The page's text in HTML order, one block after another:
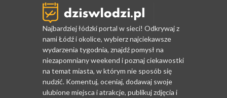
Najbardziej łódzki portal w sieci! Odkrywaj z
nami Łódź i okolice, wybierz najciekawsze
wydarzenia tygodnia, znajdź pomysł na
niezapomniany weekend i poznaj ciekawostki
na temat miasta, w którym nie sposób się
nudzić. Komentuj, oceniaj, dodawaj swoje
ulubione miejsca i atrakcje, publikuj zdjęcia i